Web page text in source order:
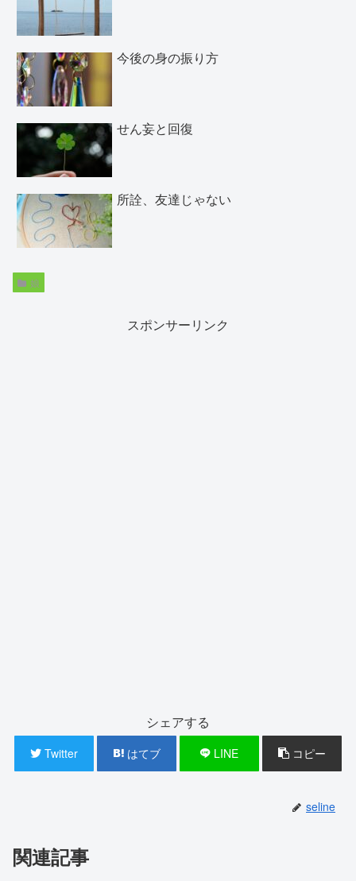
今後の身の振り方
せん妄と回復
所詮、友達じゃない
娘
スポンサーリンク
シェアする
Twitter はてブ LINE コピー
seline
関連記事